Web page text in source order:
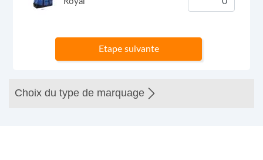
Etape suivante
Choix du type de marquage